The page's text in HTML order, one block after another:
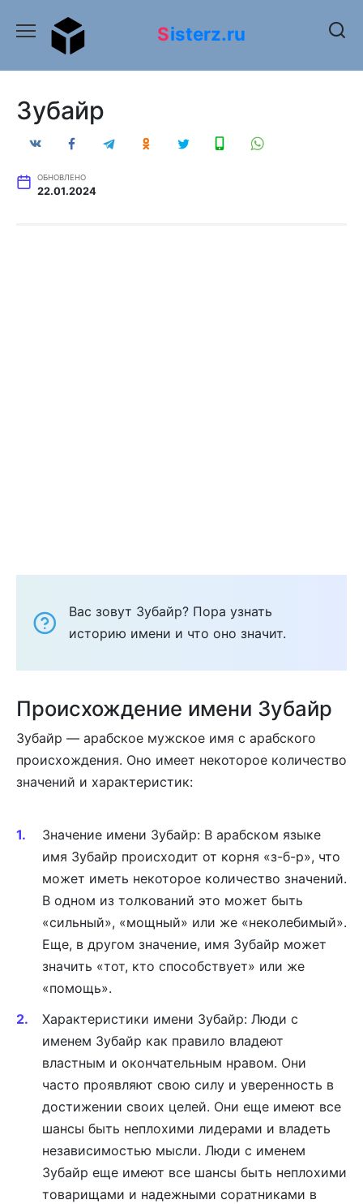
содержанию
Sisterz.ru
Зубайр
ОБНОВЛЕНО
22.01.2024
Вас зовут Зубайр? Пора узнать
историю имени и что оно значит.
Происхождение имени Зубайр
Зубайр — арабское мужское имя с арабского
происхождения. Оно имеет некоторое количество
значений и характеристик:
Значение имени Зубайр: В арабском языке
имя Зубайр происходит от корня «з-б-р», что
может иметь некоторое количество значений.
В одном из толкований это может быть
«сильный», «мощный» или же «неколебимый».
Еще, в другом значение, имя Зубайр может
значить «тот, кто способствует» или же
«помощь».
Характеристики имени Зубайр: Люди с
именем Зубайр как правило владеют
властным и окончательным нравом. Они
часто проявляют свою силу и уверенность в
достижении своих целей. Они еще имеют все
шансы быть неплохими лидерами и владеть
независимостью мысли. Люди с именем
Зубайр еще имеют все шансы быть неплохими
товарищами и надежными соратниками в